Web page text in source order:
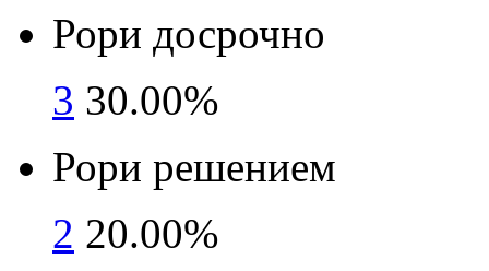
Рори досрочно
3 30.00%
Рори решением
2 20.00%